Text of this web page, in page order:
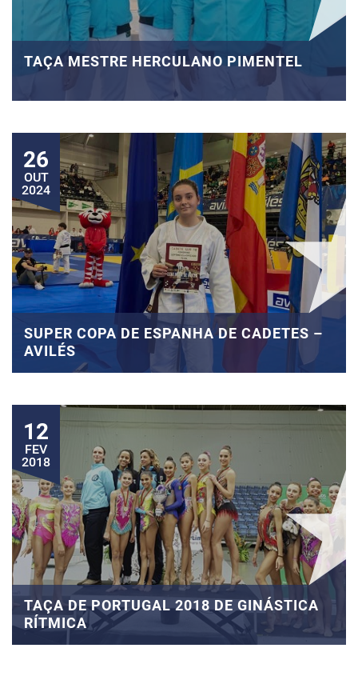
TAÇA MESTRE HERCULANO PIMENTEL
26
OUT
2024
SUPER COPA DE ESPANHA DE CADETES –
AVILÉS
12
FEV
2018
TAÇA DE PORTUGAL 2018 DE GINÁSTICA
RÍTMICA